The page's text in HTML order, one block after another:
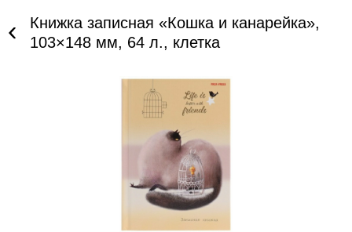
Книжка записная «Кошка и канарейка»,
103×148 мм, 64 л., клетка